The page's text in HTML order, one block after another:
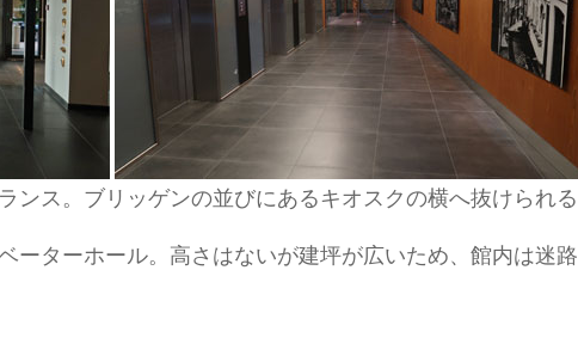
ンス。ブリッゲンの並びにあるキオスクの横へ抜けられる
ーターホール。高さはないが建坪が広いため、館内は迷路